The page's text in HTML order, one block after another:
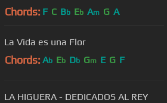
Chords: F C Bb Eb Am G A
La Vida es una Flor
Chords: Ab Eb Db Gm E G F
LA HIGUERA - DEDICADOS AL REY